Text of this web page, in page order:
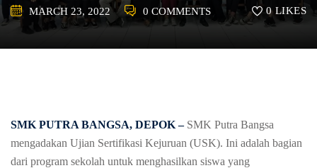
MARCH 23, 2022 0 COMMENTS 0LIKES
SMK PUTRA BANGSA, DEPOK –SMK Putra Bangsa
mengadakan Ujian Sertifikasi Kejuruan (USK). Ini adalah bagian
dari program sekolah untuk menghasilkan siswa yang